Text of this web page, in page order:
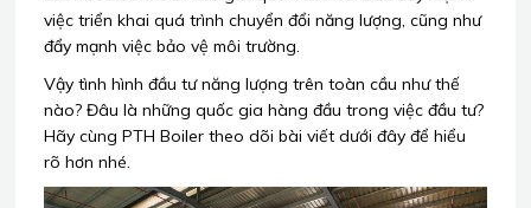
việc triển khai quá trình chuyển đổi năng lượng, cũng như
đẩy mạnh việc bảo vệ môi trường.
Vậy tình hình đầu tư năng lượng trên toàn cầu như thế
nào? Đâu là những quốc gia hàng đầu trong việc đầu tư?
Hãy cùng PTH Boiler theo dõi bài viết dưới đây để hiểu
rõ hơn nhé.